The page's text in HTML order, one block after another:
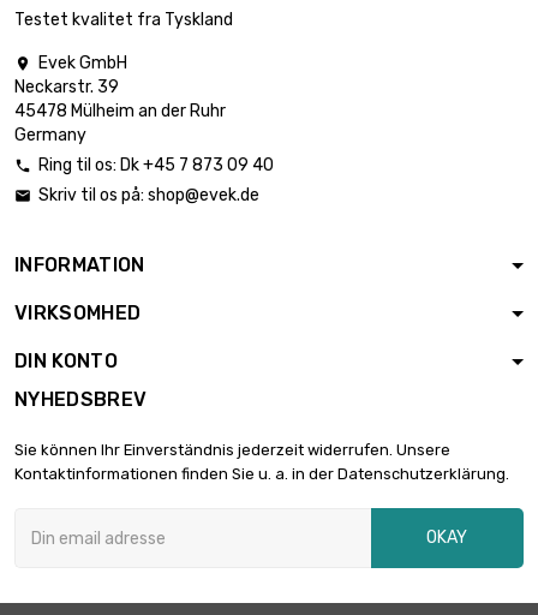
3.18mm
længde : 200mm
bredde : 200mm
Tykkelse / styrke :
bredde : 150mm
4.04mm
bredde : 150mm
4.75mm
bredde : 100mm
Tykkelse / styrke :
7.92mm
2.118,30 €
længde : 100mm
Testet kvalitet fra Tyskland

Evek GmbH
Neckarstr. 39
45478 Mülheim an der Ruhr
Germany
 Ring til os: Dk +45 7 873 09 40
 Skriv til os på: shop@evek.de
INFORMATION
VIRKSOMHED
DIN KONTO
NYHEDSBREV
Sie können Ihr Einverständnis jederzeit widerrufen. Unsere
Kontaktinformationen finden Sie u. a. in der Datenschutzerklärung.
OKAY